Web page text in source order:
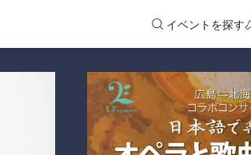
イベントを探す